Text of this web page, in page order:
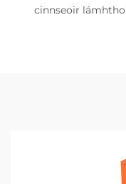
cinnseoir